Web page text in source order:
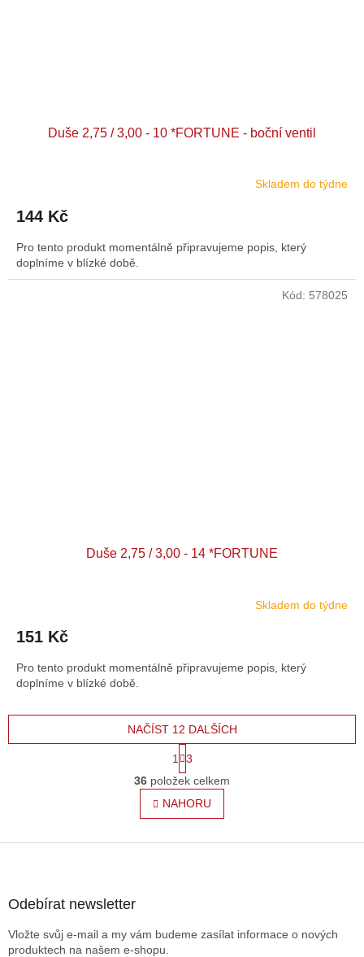
Duše 2,75 / 3,00 - 10 *FORTUNE - boční ventil
Skladem do týdne
144 Kč
Pro tento produkt momentálně připravujeme popis, který
doplníme v blízké době.
Duše 2,75 / 3,00 - 14 *FORTUNE
Skladem do týdne
151 Kč
Pro tento produkt momentálně připravujeme popis, který
doplníme v blízké době.
Kód: 578025
O
v
l
á
k
NAČÍST 12 DALŠÍCH
t
r
á
n
k
v
1
3
36 položek celkem
NAHORU
Odebírat newsletter
Vložte svůj e-mail a my vám budeme zasílat informace o nových
produktech na našem e-shopu.